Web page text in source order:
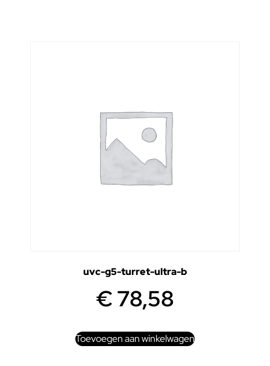
uvc-g5-turret-ultra-b
€78,58
Toevoegen aan winkelwagen